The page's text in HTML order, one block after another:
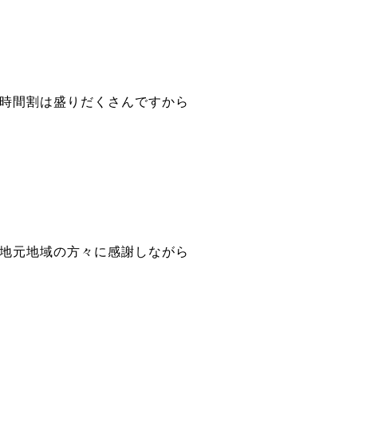
間割は盛りだくさんですから
元地域の方々に感謝しながら